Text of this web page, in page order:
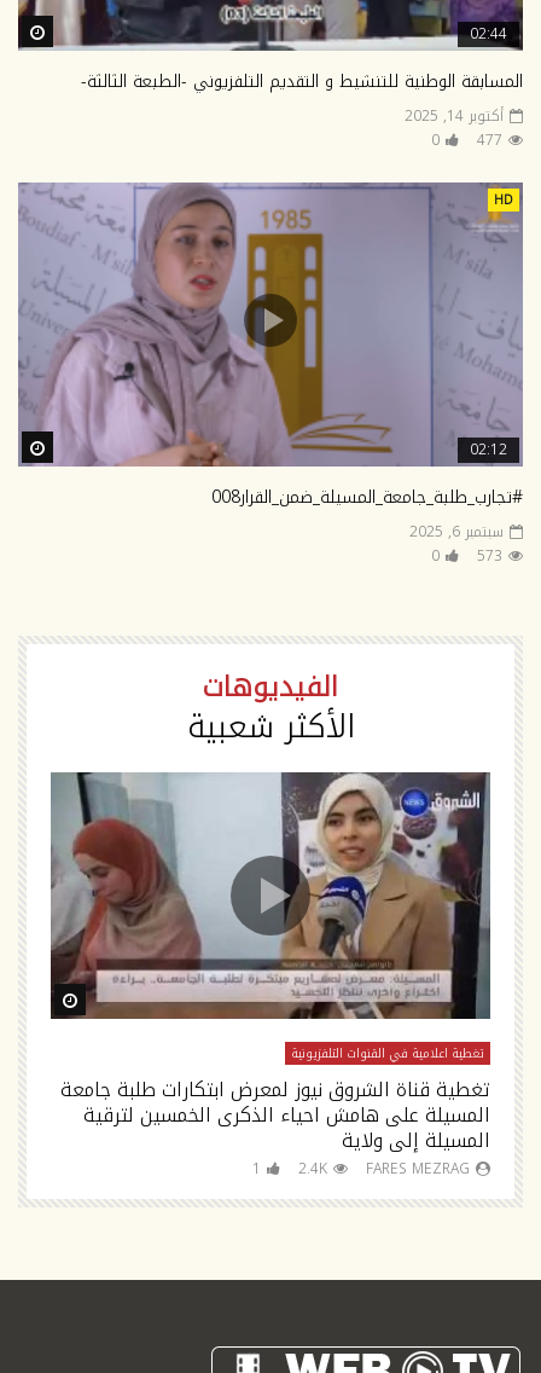
02:44
المسابقة الوطنية للتنشيط و التقديم التلفزيوني -الطبعة الثالثة-
أكتوبر 14, 2025
477
0
HD
02:12
#تجارب_طلبة_جامعة_المسيلة_ضمن_القرار008
سبتمبر 6, 2025
573
0
الفيديوهات
الأكثر شعبية
Later
تغطية اعلامية في القنوات التلفزيونية
تغطية قناة الشروق نيوز لمعرض ابتكارات طلبة جامعة
المسيلة على هامش احياء الذكرى الخمسين لترقية
المسيلة إلى ولاية
FARES MEZRAG
2.4K
1
Watch Later